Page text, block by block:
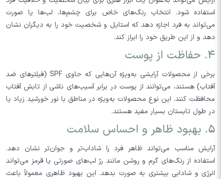
استفاده شود. انتخاب رنگ‌های خاص برای چشم‌ها، لب‌ها یا صورت
می‌تواند به فرد اجازه دهد که استایل و شخصیت خود را به دیگران نشان
دهد و از این طریق خود را ابراز کند.
4. حفاظت از پوست
برخی از محصولات آرایشی به‌ویژه آن‌هایی که حاوی SPF (فیلترهای ضد
آفتاب) هستند، می‌توانند از پوست در برابر آسیب‌های ناشی از تابش آفتاب
محافظت کنند. این نوع محصولات به‌ویژه در مناطق با نور خورشید زیاد یا
در طول تابستان بسیار مفید هستند.
5. بهبود ظاهر و احساس سلامت
آرایش مناسب می‌تواند ظاهر فرد را شاداب‌تر و جوان‌تر نشان دهد.
استفاده از رنگ‌های گرم و روشن مانند رژ لب‌های صورتی یا قرمز می‌تواند
انرژی و شادابی بیشتری به صورت بدهد. این بهبود ظاهری معمولاً باعث